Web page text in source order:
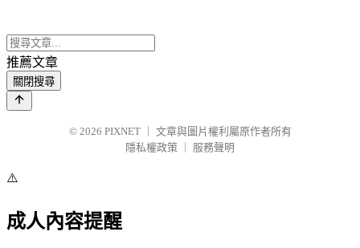
推薦文章
關閉搜尋
© 2026 PIXNET
文章與圖片權利屬原作者所有
隱私權政策
服務聲明
⚠️
成人內容提醒